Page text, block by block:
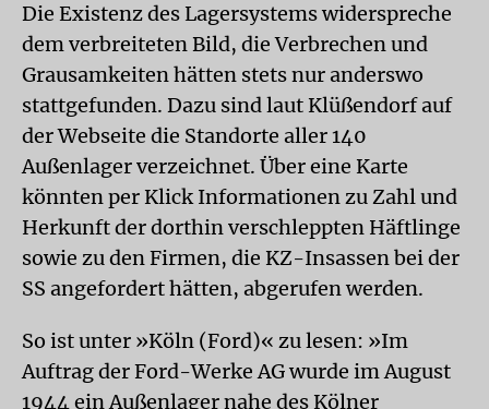
Die Existenz des Lagersystems widerspreche
dem verbreiteten Bild, die Verbrechen und
Grausamkeiten hätten stets nur anderswo
stattgefunden. Dazu sind laut Klüßendorf auf
der Webseite die Standorte aller 140
Außenlager verzeichnet. Über eine Karte
könnten per Klick Informationen zu Zahl und
Herkunft der dorthin verschleppten Häftlinge
sowie zu den Firmen, die KZ-Insassen bei der
SS angefordert hätten, abgerufen werden.
So ist unter »Köln (Ford)« zu lesen: »Im
Auftrag der Ford-Werke AG wurde im August
1944 ein Außenlager nahe des Kölner